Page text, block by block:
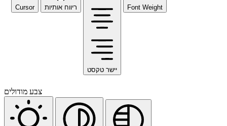
Cursor ריווח אותיות
יישר טקסט
Font Weight
צבע מודולים